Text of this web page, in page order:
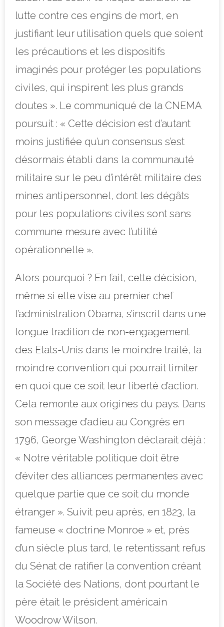
lutte contre ces engins de mort, en
justifiant leur utilisation quels que soient
les précautions et les dispositifs
imaginés pour protéger les populations
civiles, qui inspirent les plus grands
doutes ». Le communiqué de la CNEMA
poursuit : « Cette décision est d’autant
moins justifiée qu’un consensus s’est
désormais établi dans la communauté
militaire sur le peu d’intérêt militaire des
mines antipersonnel, dont les dégâts
pour les populations civiles sont sans
commune mesure avec l’utilité
opérationnelle ».
Alors pourquoi ? En fait, cette décision,
même si elle vise au premier chef
l’administration Obama, s’inscrit dans une
longue tradition de non-engagement
des Etats-Unis dans le moindre traité, la
moindre convention qui pourrait limiter
en quoi que ce soit leur liberté d’action.
Cela remonte aux origines du pays. Dans
son message d’adieu au Congrès en
1796, George Washington déclarait déjà :
« Notre véritable politique doit être
d’éviter des alliances permanentes avec
quelque partie que ce soit du monde
étranger ». Suivit peu après, en 1823, la
fameuse « doctrine Monroe » et, près
d’un siècle plus tard, le retentissant refus
du Sénat de ratifier la convention créant
la Société des Nations, dont pourtant le
père était le président américain
Woodrow Wilson.